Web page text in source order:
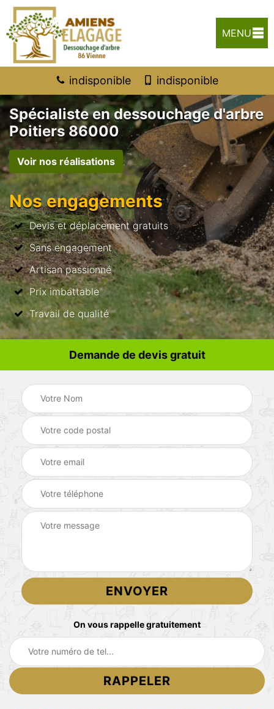
MENU
indisponible indisponible
Spécialiste en dessouchage d'arbre
Poitiers 86000
Voir nos réalisations
Nos engagements
Devis et déplacement gratuits
Sans engagement
Artisan passionné
Prix imbattable
Travail de qualité
Demande de devis gratuit
On vous rappelle gratuitement